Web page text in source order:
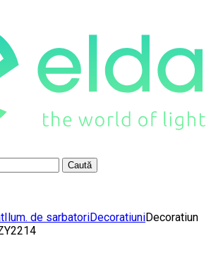
Caută
Ilum. de sarbatoriDecoratiuniDecoratiun